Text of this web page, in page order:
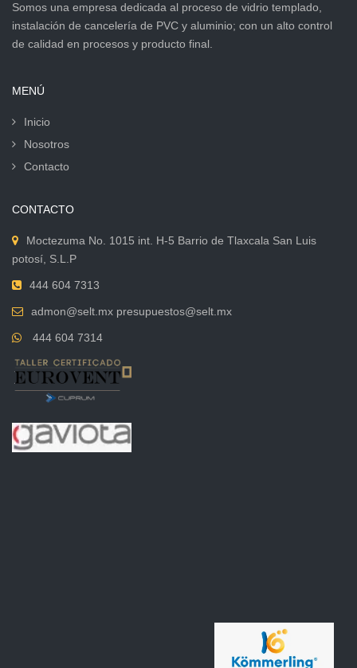
Somos una empresa dedicada al proceso de vidrio templado,
instalación de cancelería de PVC y aluminio; con un alto control
de calidad en procesos y producto final.
MENÚ
Inicio
Nosotros
Contacto
CONTACTO
Moctezuma No. 1015 int. H-5 Barrio de Tlaxcala San Luis
potosí, S.L.P
444 604 7313
admon@selt.mx presupuestos@selt.mx
444 604 7314